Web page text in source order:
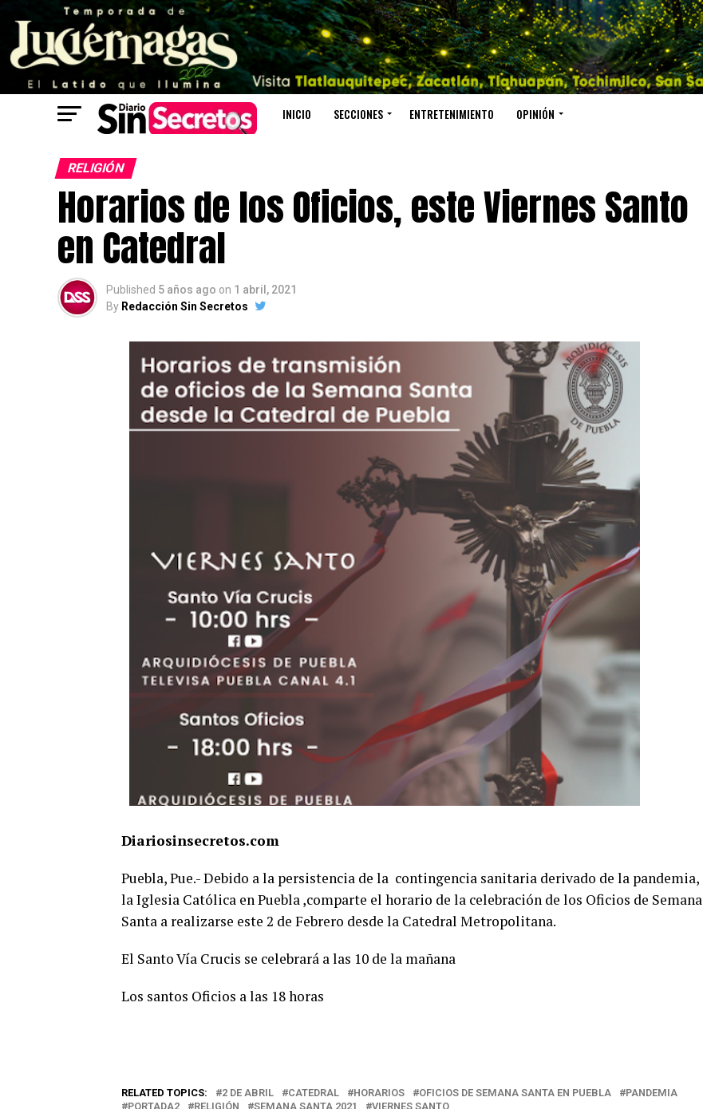
INICIO SECCIONES ENTRETENIMIENTO OPINIÓN
RELIGIÓN
Horarios de los Oficios, este Viernes Santo
en Catedral
Published 5 años ago on 1 abril, 2021
By Redacción Sin Secretos
Diariosinsecretos.com
Puebla, Pue.- Debido a la persistencia de la contingencia sanitaria derivado de la pandemia,
la Iglesia Católica en Puebla ,comparte el horario de la celebración de los Oficios de Semana
Santa a realizarse este 2 de Febrero desde la Catedral Metropolitana.
El Santo Vía Crucis se celebrará a las 10 de la mañana
Los santos Oficios a las 18 horas
RELATED TOPICS: 2 DE ABRIL CATEDRAL HORARIOS OFICIOS DE SEMANA SANTA EN PUEBLA
PANDEMIA
PORTADA2
RELIGIÓN SEMANA SANTA 2021 VIERNES SANTO